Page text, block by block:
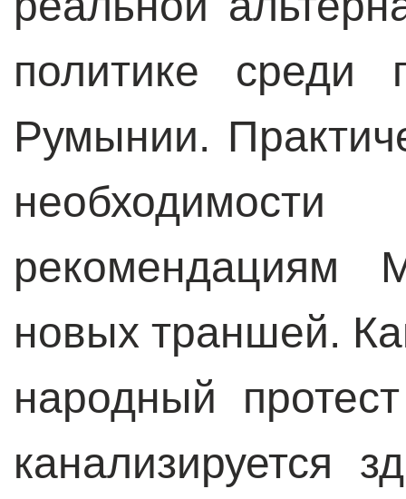
политике среди
Румынии.
рекомендациям
новых траншей.
народный
канализируется